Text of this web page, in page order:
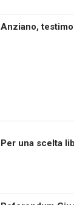
Anziano,
Per una scelta